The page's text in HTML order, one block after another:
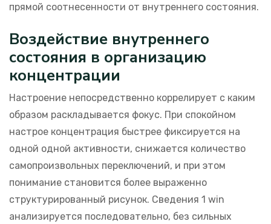
прямой соотнесенности от внутреннего состояния.
Воздействие внутреннего
состояния в организацию
концентрации
Настроение непосредственно коррелирует с каким
образом раскладывается фокус. При спокойном
настрое концентрация быстрее фиксируется на
одной одной активности, снижается количество
самопроизвольных переключений, и при этом
понимание становится более выраженно
структурированный рисунок. Сведения 1 win
анализируется последовательно, без сильных